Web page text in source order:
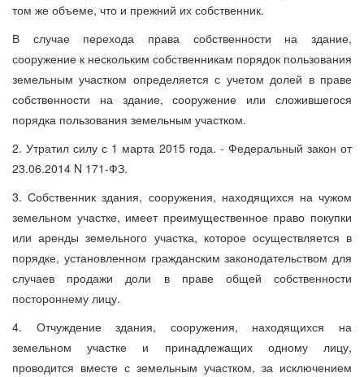
том же объеме, что и прежний их собственник.
В случае перехода права собственности на здание,
сооружение к нескольким собственникам порядок пользования
земельным участком определяется с учетом долей в праве
собственности на здание, сооружение или сложившегося
порядка пользования земельным участком.
2. Утратил силу с 1 марта 2015 года. - Федеральный закон от
23.06.2014 N 171-ФЗ.
3. Собственник здания, сооружения, находящихся на чужом
земельном участке, имеет преимущественное право покупки
или аренды земельного участка, которое осуществляется в
порядке, установленном гражданским законодательством для
случаев продажи доли в праве общей собственности
постороннему лицу.
4. Отчуждение здания, сооружения, находящихся на
земельном участке и принадлежащих одному лицу,
проводится вместе с земельным участком, за исключением